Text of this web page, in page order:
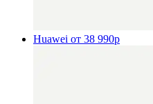
Huawei от 38 990р